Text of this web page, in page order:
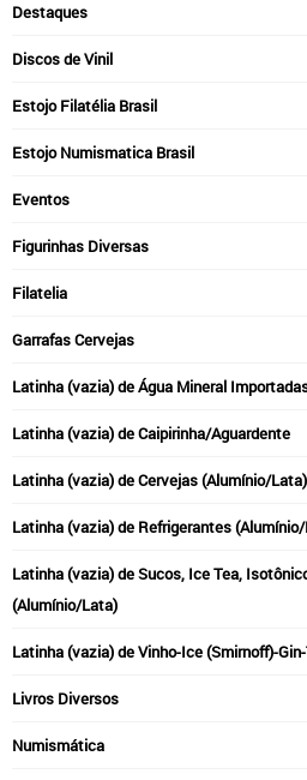
Destaques
Discos de Vinil
Estojo Filatélia Brasil
Estojo Numismatica Brasil
Eventos
Figurinhas Diversas
Filatelia
Garrafas Cervejas
Latinha (vazia) de Água Mineral
Latinha (vazia) de Caipirinha/Aguardente
Latinha (vazia) de Cervejas (Alumínio/Lata)
Latinha (vazia) de Refrigerantes
Latinha (vazia) de Sucos, Ice Tea,
(Alumínio/Lata)
Latinha (vazia) de Vinho-Ice (Smirnoff)-
Livros Diversos
Numismática